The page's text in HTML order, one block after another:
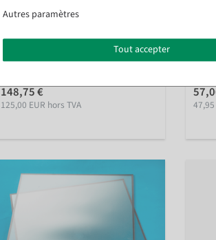
Poteau de délimitation pour système
de guidage de personnes, hauteur 94
Disponible immédiatement
148,75 €
125,00 EUR hors TVA
Autres paramètres
Tout accepter